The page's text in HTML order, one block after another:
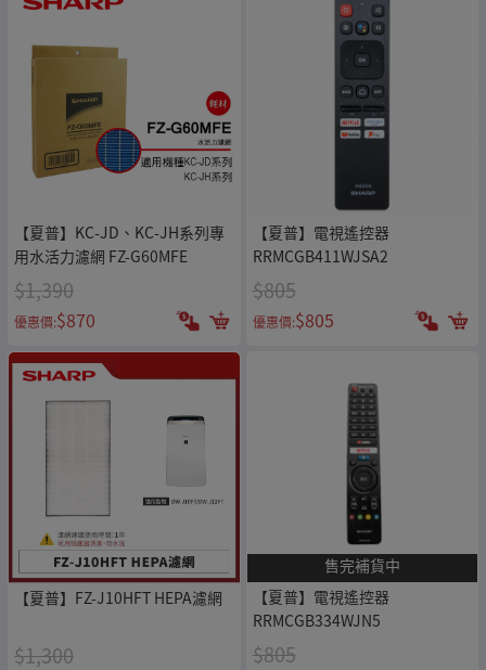
【夏普】KC-JD、KC-JH系列專
用水活力濾網 FZ-G60MFE
$1,390
優惠價:$870
【夏普】電視遙控器
RRMCGB411WJSA2
$805
優惠價:$805
【夏普】FZ-J10HFT HEPA濾網
$1,300
售完補貨中
【夏普】電視遙控器
RRMCGB334WJN5
$805